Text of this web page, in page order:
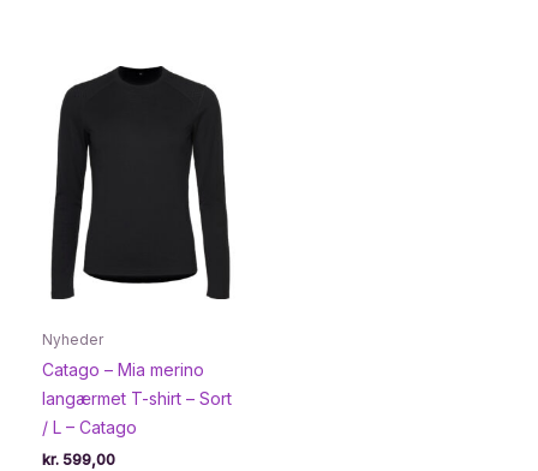
Nyheder
Catago – Mia merino
langærmet T-shirt – Sort
/ L – Catago
kr. 599,00